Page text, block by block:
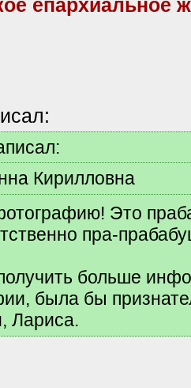
епархиальное
Кирилловна
Это
пра-
больше
была бы
Лариса.